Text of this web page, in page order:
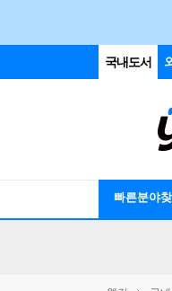
국내도서
빠른분야찾